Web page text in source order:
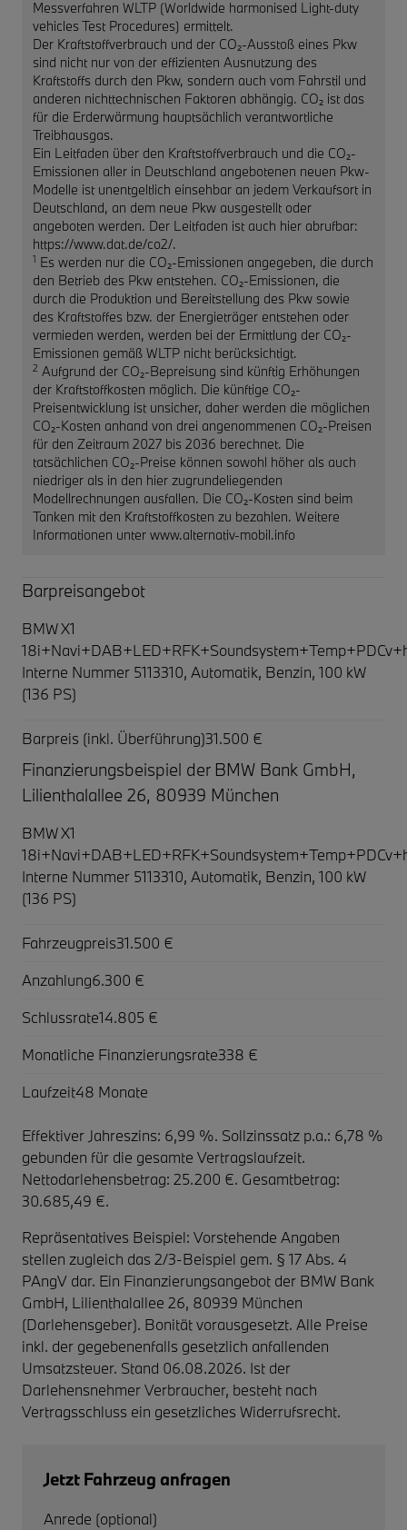
Messverfahren WLTP (Worldwide harmonised Light-duty
vehicles Test Procedures) ermittelt.
Der Kraftstoffverbrauch und der CO₂-Ausstoß eines Pkw
sind nicht nur von der effizienten Ausnutzung des
Kraftstoffs durch den Pkw, sondern auch vom Fahrstil und
anderen nichttechnischen Faktoren abhängig. CO₂ ist das
für die Erderwärmung hauptsächlich verantwortliche
Treibhausgas.
Ein Leitfaden über den Kraftstoffverbrauch und die CO₂-
Emissionen aller in Deutschland angebotenen neuen Pkw-
Modelle ist unentgeltlich einsehbar an jedem Verkaufsort in
Deutschland, an dem neue Pkw ausgestellt oder
angeboten werden. Der Leitfaden ist auch hier abrufbar:
https://www.dat.de/co2/.
1 Es werden nur die CO₂-Emissionen angegeben, die durch
den Betrieb des Pkw entstehen. CO₂-Emissionen, die
durch die Produktion und Bereitstellung des Pkw sowie
des Kraftstoffes bzw. der Energieträger entstehen oder
vermieden werden, werden bei der Ermittlung der CO₂-
Emissionen gemäß WLTP nicht berücksichtigt.
2 Aufgrund der CO₂-Bepreisung sind künftig Erhöhungen
der Kraftstoffkosten möglich. Die künftige CO₂-
Preisentwicklung ist unsicher, daher werden die möglichen
CO₂-Kosten anhand von drei angenommenen CO₂-Preisen
für den Zeitraum 2027 bis 2036 berechnet. Die
tatsächlichen CO₂-Preise können sowohl höher als auch
niedriger als in den hier zugrundeliegenden
Modellrechnungen ausfallen. Die CO₂-Kosten sind beim
Tanken mit den Kraftstoffkosten zu bezahlen. Weitere
Informationen unter www.alternativ-mobil.info
Barpreisangebot
BMW X1
Interne Nummer 5113310, Automatik, Benzin, 100 kW
(136 PS)
Barpreis (inkl. Überführung)31.500 €
Finanzierungsbeispiel der BMW Bank GmbH,
Lilienthalallee 26, 80939 München
BMW X1
Interne Nummer 5113310, Automatik, Benzin, 100 kW
(136 PS)
Fahrzeugpreis31.500 €
Anzahlung6.300 €
Schlussrate14.805 €
Monatliche Finanzierungsrate338 €
Laufzeit48 Monate
Effektiver Jahreszins: 6,99 %. Sollzinssatz p.a.: 6,78 %
gebunden für die gesamte Vertragslaufzeit.
Nettodarlehensbetrag: 25.200 €. Gesamtbetrag:
30.685,49 €.
Repräsentatives Beispiel: Vorstehende Angaben
stellen zugleich das 2/3-Beispiel gem. § 17 Abs. 4
PAngV dar. Ein Finanzierungsangebot der BMW Bank
GmbH, Lilienthalallee 26, 80939 München
(Darlehensgeber). Bonität vorausgesetzt. Alle Preise
inkl. der gegebenenfalls gesetzlich anfallenden
Umsatzsteuer. Stand 06.08.2026. Ist der
Darlehensnehmer Verbraucher, besteht nach
Vertragsschluss ein gesetzliches Widerrufsrecht.
Jetzt Fahrzeug anfragen
Anrede (optional)